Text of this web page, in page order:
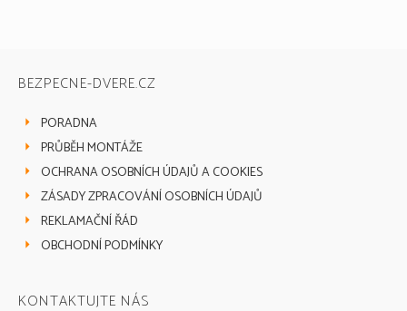
BEZPECNE-DVERE.CZ
PORADNA
PRŮBĚH MONTÁŽE
OCHRANA OSOBNÍCH ÚDAJŮ A COOKIES
ZÁSADY ZPRACOVÁNÍ OSOBNÍCH ÚDAJŮ
REKLAMAČNÍ ŘÁD
OBCHODNÍ PODMÍNKY
KONTAKTUJTE NÁS